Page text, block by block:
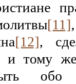
[11]
[12],
и тому
обо